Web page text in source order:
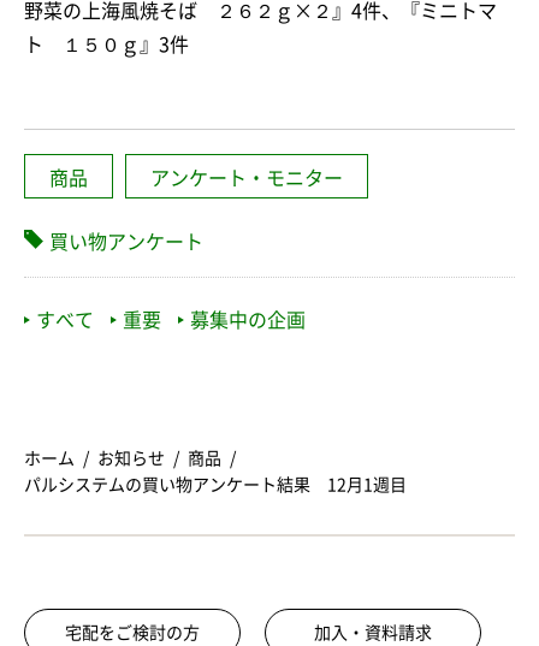
野菜の上海風焼そば ２６２ｇ×２』4件、『ミニトマ
ト １５０ｇ』3件
商品 アンケート・モニター
買い物アンケート
すべて 重要 募集中の企画
ホーム お知らせ
商品
パルシステムの買い物アンケート結果 12月1週目
宅配をご検討の方 加入・資料請求